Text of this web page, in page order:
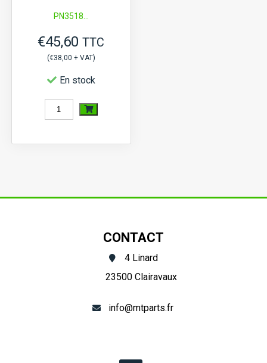
PN3518...
€45,60 TTC
(€38,00 + VAT)
En stock
quantité
Tuyau
CONTACT
4 Linard
23500 Clairavaux
info@mtparts.fr